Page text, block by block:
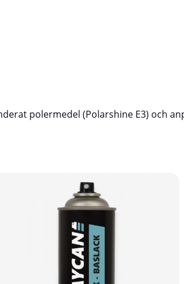
polermedel (Polarshine E3) och